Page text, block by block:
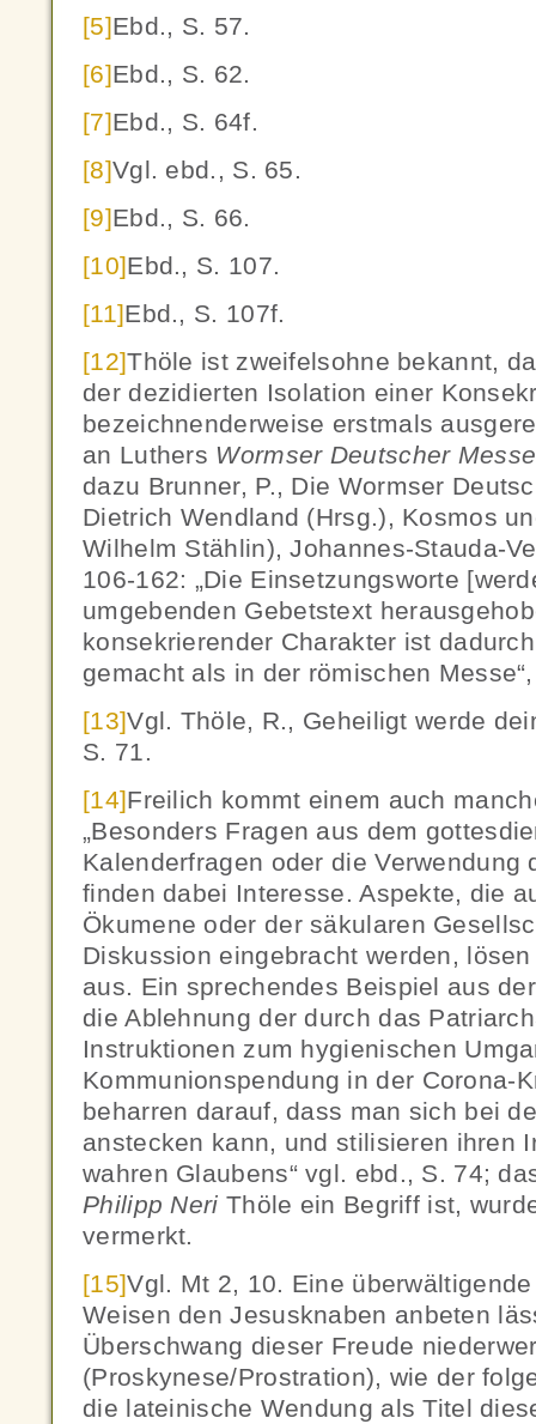
[5]Ebd., S. 57.
[6]Ebd., S. 62.
[7]Ebd., S. 64f.
[8]Vgl. ebd., S. 65.
[9]Ebd., S. 66.
[10]Ebd., S. 107.
[11]Ebd., S. 107f.
[12]Thöle ist zweifelsohne bekannt,
der dezidierten Isolation einer
bezeichnenderweise erstmals
an Luthers Wormser Deutscher
dazu Brunner, P., Die Wormser
Dietrich Wendland (Hrsg.), Kosmos
Wilhelm Stählin), Johannes-Stauda-
106-162: „Die Einsetzungsworte
umgebenden Gebetstext
konsekrierender Charakter ist
gemacht als in der römischen
[13]Vgl. Thöle, R., Geheiligt werde
S. 71.
[14]Freilich kommt einem auch
„Besonders Fragen aus dem
Kalenderfragen oder die Verwendung
finden dabei Interesse. Aspekte, die
Ökumene oder der säkularen
Diskussion eingebracht werden,
aus. Ein sprechendes Beispiel aus
die Ablehnung der durch das
Instruktionen zum hygienischen
Kommunionspendung in der Corona-
beharren darauf, dass man sich bei
anstecken kann, und stilisieren ihren
wahren Glaubens“ vgl. ebd., S. 74;
Philipp Neri Thöle ein Begriff ist,
vermerkt.
[15]Vgl. Mt 2, 10. Eine
Weisen den Jesusknaben anbeten
Überschwang dieser Freude
(Proskynese/Prostration), wie der
die lateinische Wendung als Titel